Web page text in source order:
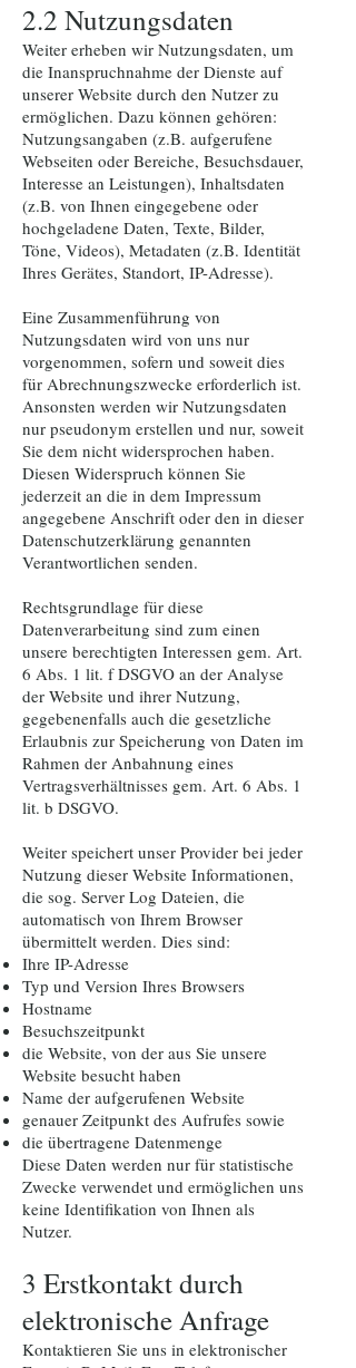
2.2 Nutzungsdaten
Weiter erheben wir Nutzungsdaten, um
die Inanspruchnahme der Dienste auf
unserer Website durch den Nutzer zu
ermöglichen. Dazu können gehören:
Nutzungsangaben (z.B. aufgerufene
Webseiten oder Bereiche, Besuchsdauer,
Interesse an Leistungen), Inhaltsdaten
(z.B. von Ihnen eingegebene oder
hochgeladene Daten, Texte, Bilder,
Töne, Videos), Metadaten (z.B. Identität
Ihres Gerätes, Standort, IP-Adresse).
Eine Zusammenführung von
Nutzungsdaten wird von uns nur
vorgenommen, sofern und soweit dies
für Abrechnungszwecke erforderlich ist.
Ansonsten werden wir Nutzungsdaten
nur pseudonym erstellen und nur, soweit
Sie dem nicht widersprochen haben.
Diesen Widerspruch können Sie
jederzeit an die in dem Impressum
angegebene Anschrift oder den in dieser
Datenschutzerklärung genannten
Verantwortlichen senden.
Rechtsgrundlage für diese
Datenverarbeitung sind zum einen
unsere berechtigten Interessen gem. Art.
6 Abs. 1 lit. f DSGVO an der Analyse
der Website und ihrer Nutzung,
gegebenenfalls auch die gesetzliche
Erlaubnis zur Speicherung von Daten im
Rahmen der Anbahnung eines
Vertragsverhältnisses gem. Art. 6 Abs. 1
lit. b DSGVO.
Weiter speichert unser Provider bei jeder
Nutzung dieser Website Informationen,
die sog. Server Log Dateien, die
automatisch von Ihrem Browser
übermittelt werden. Dies sind:
Ihre IP-Adresse
Typ und Version Ihres Browsers
Hostname
Besuchszeitpunkt
die Website, von der aus Sie unsere
Website besucht haben
Name der aufgerufenen Website
genauer Zeitpunkt des Aufrufes sowie
die übertragene Datenmenge
Diese Daten werden nur für statistische
Zwecke verwendet und ermöglichen uns
keine Identifikation von Ihnen als
Nutzer.
3 Erstkontakt durch
elektronische Anfrage
Kontaktieren Sie uns in elektronischer